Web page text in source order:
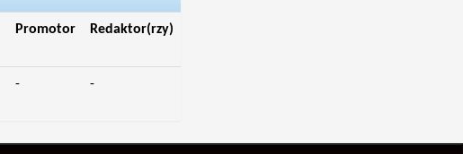
Promotor Redaktor(rzy)
- -